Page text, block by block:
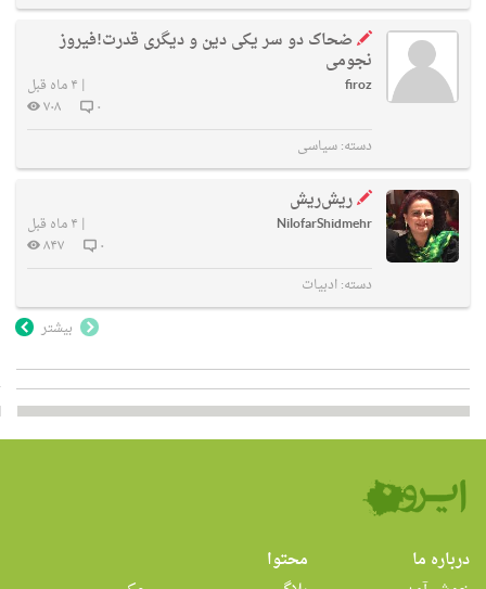
ضحاک دو سر یکی دین و دیگری قدرت!فیروز
نجومی
firoz
| ۴ ماه قبل
۰
۷۰۸
دسته:سیاسی
ریش‌ریش
NilofarShidmehr
| ۴ ماه قبل
۰
۸۴۷
دسته:ادبیات
بیشتر
درباره ما
محتوا